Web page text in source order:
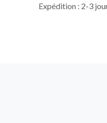
Expédition : 2-3